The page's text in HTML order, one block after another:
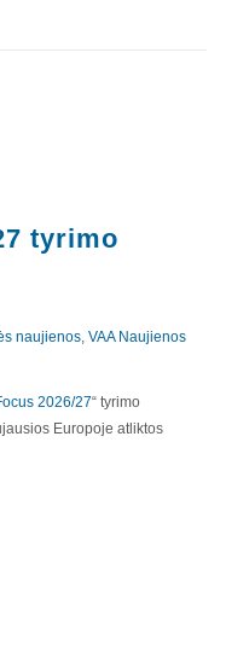
tyrimo
naujienos VAA Naujienos
2026/27“ tyrimo
Europoje atliktos